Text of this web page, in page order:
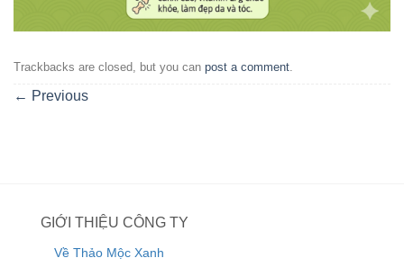
Trackbacks are closed, but you can post a comment.
← Previous
GIỚI THIỆU CÔNG TY
Về Thảo Mộc Xanh